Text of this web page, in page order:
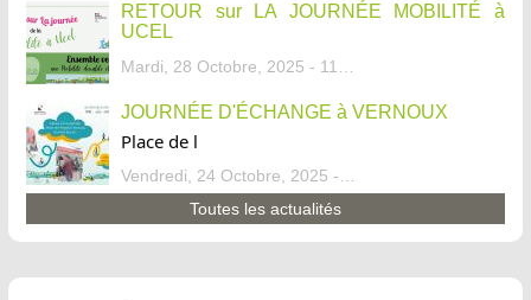
RETOUR sur LA JOURNÉE MOBILITÉ à
UCEL
Mardi, 28 Octobre, 2025 - 11:46
JOURNÉE D'ÉCHANGE à VERNOUX
Place de l
Vendredi, 24 Octobre, 2025 - 13:07
Toutes les actualités